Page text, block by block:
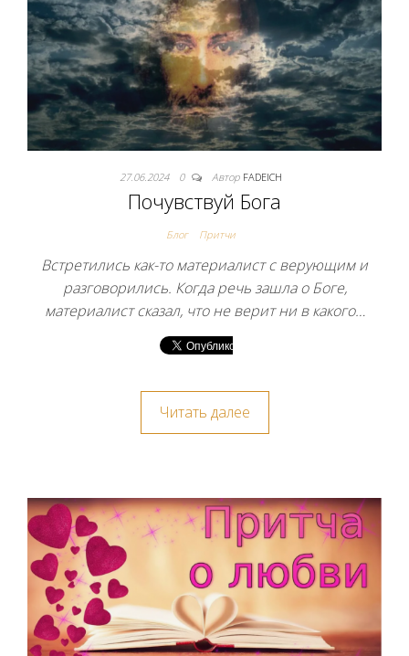
27.06.2024 0 Автор FADEICH
Почувствуй Бога
Блог Притчи
Встретились как-то материалист с верующим и
разговорились. Когда речь зашла о Боге,
материалист сказал, что не верит ни в какого…
Читать далее